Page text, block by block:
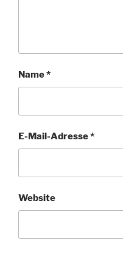
Name*
E-Mail-Adresse*
Website